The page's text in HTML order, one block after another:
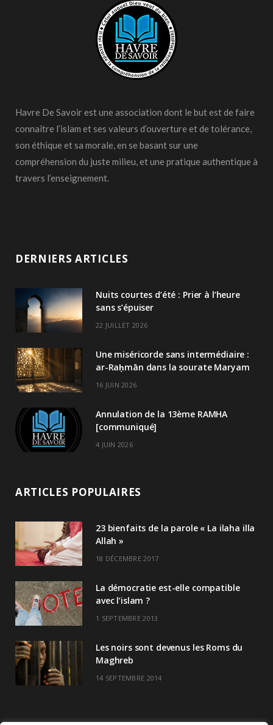
Havre De Savoir est une association dont le but est de faire
connaître l’islam et ses valeurs d’ouverture et de tolérance,
son éthique et sa morale, en se basant sur une
compréhension du juste milieu, et une pratique authentique à
travers l’enseignement.
DERNIERS ARTICLES
Nuits courtes d’été : Prier à l’heure
sans s’épuiser
22 JUILLET 2026
Une miséricorde sans intermédiaire :
ar-Raḥmān dans la sourate Maryam
16 JUIN 2026
Annulation de la 13ème RAMHA
[communiqué]
4 JUIN 2026
ARTICLES POPULAIRES
23 bienfaits de la parole « La ilaha illa
Allah »
18 DÉCEMBRE 2017
La démocratie est-elle compatible
avec l’islam ?
1 SEPTEMBRE 2013
Les noirs sont devenus les Roms du
Maghreb
14 SEPTEMBRE 2014